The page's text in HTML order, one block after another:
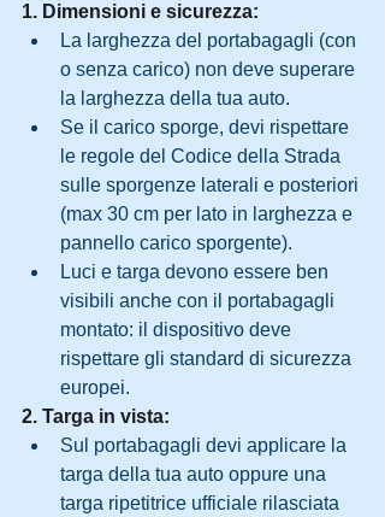
1. Dimensioni e sicurezza:
La larghezza del portabagagli (con
o senza carico) non deve superare
la larghezza della tua auto.
Se il carico sporge, devi rispettare
le regole del Codice della Strada
sulle sporgenze laterali e posteriori
(max 30 cm per lato in larghezza e
pannello carico sporgente).
Luci e targa devono essere ben
visibili anche con il portabagagli
montato: il dispositivo deve
rispettare gli standard di sicurezza
europei.
2. Targa in vista:
Sul portabagagli devi applicare la
targa della tua auto oppure una
targa ripetitrice ufficiale rilasciata